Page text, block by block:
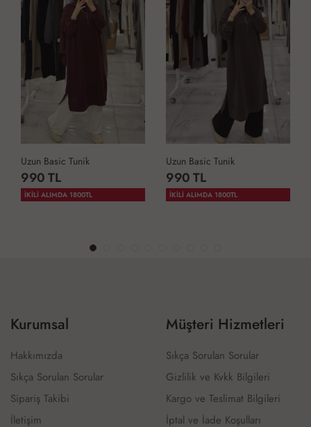
Uzun Basic Tunik
990 TL
İKİLİ ALIMDA 1800TL
Uzun Basic Tunik
990 TL
İKİLİ ALIMDA 1800TL
Kurumsal
Hakkımızda
Sıkça Sorulan Sorular
Sipariş Takibi
İletişim
Müşteri Hizmetleri
Sıkça Sorulan Sorular
Gizlilik ve Kvkk Bilgileri
Kargo ve Teslimat Bilgileri
İptal ve İade Koşulları